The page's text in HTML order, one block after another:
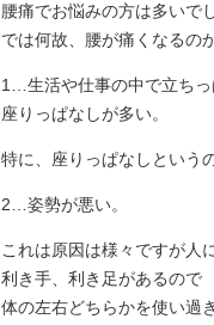
腰痛でお悩みの方は多いで
では何故、腰が痛くなるの
1…生活や仕事の中で立ち
座りっぱなしが多い。
特に、座りっぱなしという
2…姿勢が悪い。
これは原因は様々ですが人
利き手、利き足があるので
体の左右どちらかを使い過